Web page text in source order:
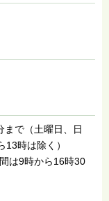
まで（土曜日、日
時は除く）
は9時から16時30